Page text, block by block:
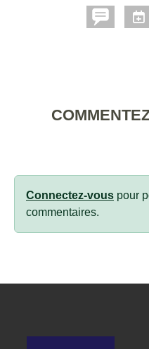
Connectez-vous pour
commentaires.